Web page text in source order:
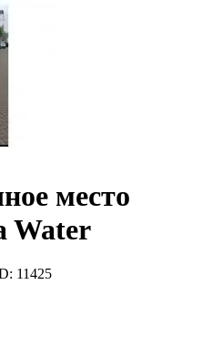
место
Water
11425